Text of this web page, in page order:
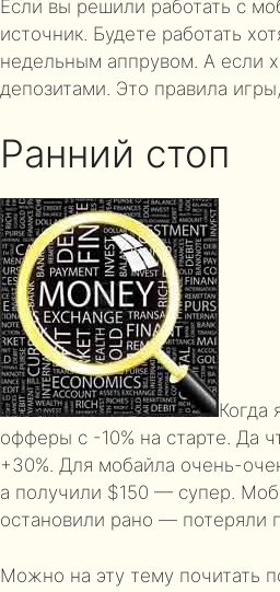
Если вы решили работать с
источник. Будете работать
недельным аппрувом. А если
депозитами. Это правила
Ранний стоп
Когда
офферы с -10% на старте. Да
+30%. Для мобайла очень-
а получили $150 — супер.
остановили рано — потеряли
Можно на эту тему почитать